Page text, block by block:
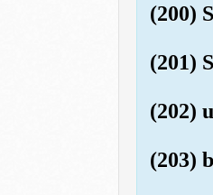
(200)
(201)
(202)
(203)